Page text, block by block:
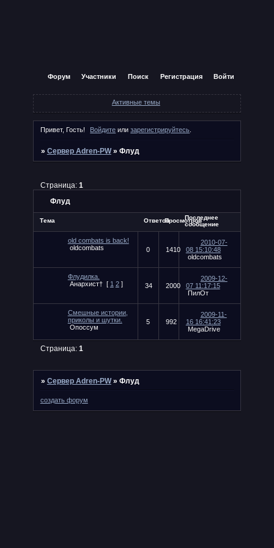
Форум Участники Поиск Регистрация Войти
Активные темы
Привет, Гость! Войдите илизарегистрируйтесь.
» Сервер Adren-PW » Флуд
Флуд
Страница: 1
Тема ОтветовПросмотровПоследнее
сообщение
old combats is back!
oldcombats
0 1410
2010-07-
08 15:10:48
oldcombats
Флудилка.
Анархист†
[ 1 2 ] 34 2000
2009-12-
07 11:17:15
ПилОт
Смешные истории,
приколы и шутки.
Опоссум
5 992
2009-11-
16 16:41:23
MegaDrive
Страница: 1
» Сервер Adren-PW » Флуд
создать форум